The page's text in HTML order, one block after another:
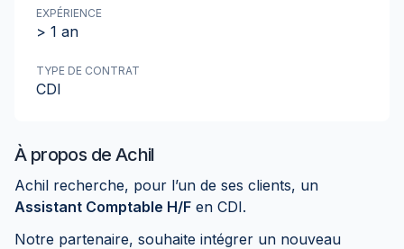
À propos de Achil
Achil recherche, pour l’un de ses clients, un
Assistant Comptable H/F en CDI.
Notre partenaire, souhaite intégrer un nouveau
EXPÉRIENCE
> 1 an
TYPE DE CONTRAT
CDI